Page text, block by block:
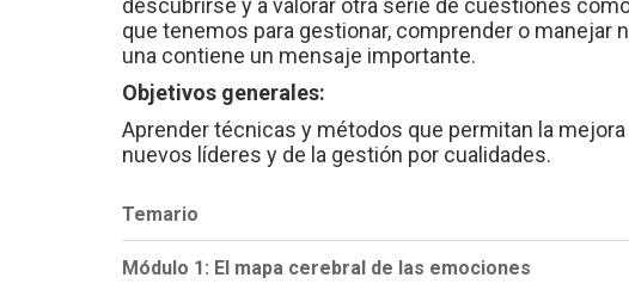
descubrirse y a valorar otra serie de cuestiones
que tenemos para gestionar, comprender o manejar
una contiene un mensaje importante.
Objetivos generales:
Aprender técnicas y métodos que permitan la
nuevos líderes y de la gestión por cualidades.
Temario
Módulo 1: El mapa cerebral de las emociones